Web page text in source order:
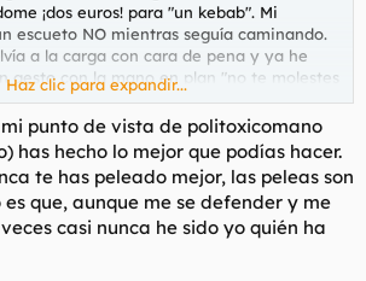
¡dos euros! para "un kebab". Mi
escueto NO mientras seguía caminando.
a la carga con cara de pena y ya he
gesto con la mano en plan "no te molestes
Cuando me alejaba me ha dicho
momento he sentido indiferencia,
pero después me ha entrado mal
verdaderamente mal por no haber
ultraviolenta e implacable. No tengo
ass.
vosotros os hubierais lanzado al barro con
Haz clic para expandir...
mi punto de vista de politoxicomano
has hecho lo mejor que podías hacer.
te has peleado mejor, las peleas son
que, aunque me se defender y me
casi nunca he sido yo quién ha